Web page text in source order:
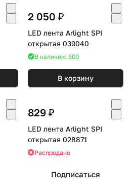
2 050 ₽
LED лента Arlight SPI
открытая 039040
В наличии: 500
В корзину
829 ₽
LED лента Arlight SPI
открытая 028871
Распродано
Подписаться